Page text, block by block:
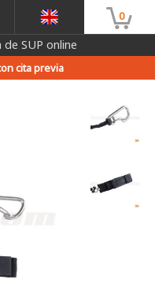
0
SUP online
cita previa